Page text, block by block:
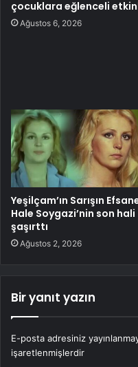
çocuklara eğlenceli
Ağustos 6, 2026
Yeşilçam’ın Sarışın
Hale Soygazi’nin son hali
şaşırttı
Ağustos 2, 2026
Bir yanıt yazın
E-posta adresiniz
işaretlenmişlerdir